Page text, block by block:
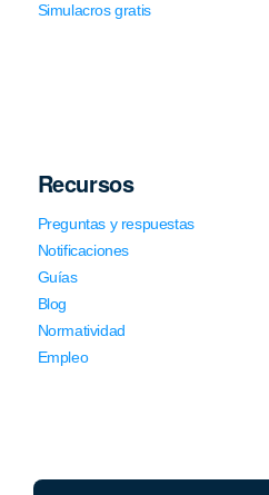
Simulacros gratis
Recursos
Preguntas y respuestas
Notificaciones
Guías
Blog
Normatividad
Empleo